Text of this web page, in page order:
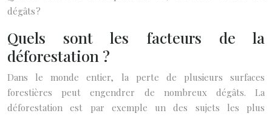
dégâts ?
Quels sont les facteurs de la
déforestation ?
Dans le monde entier, la perte de plusieurs surfaces
forestières peut engendrer de nombreux dégâts. La
déforestation est par exemple un des sujets les plus